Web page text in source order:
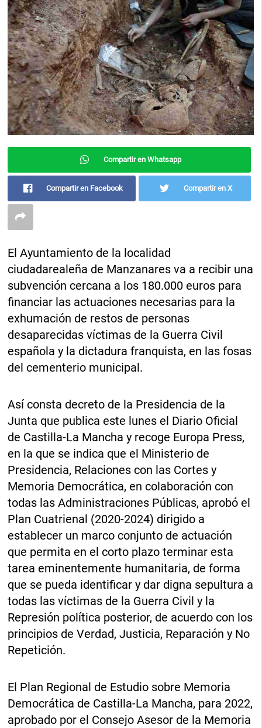
Compartir en Whatsapp
Compartir en Facebook Compartir en X
El Ayuntamiento de la localidad
ciudadarealeña de Manzanares va a recibir una
subvención cercana a los 180.000 euros para
financiar las actuaciones necesarias para la
exhumación de restos de personas
desaparecidas víctimas de la Guerra Civil
española y la dictadura franquista, en las fosas
del cementerio municipal.
Así consta decreto de la Presidencia de la
Junta que publica este lunes el Diario Oficial
de Castilla-La Mancha y recoge Europa Press,
en la que se indica que el Ministerio de
Presidencia, Relaciones con las Cortes y
Memoria Democrática, en colaboración con
todas las Administraciones Públicas, aprobó el
Plan Cuatrienal (2020-2024) dirigido a
establecer un marco conjunto de actuación
que permita en el corto plazo terminar esta
tarea eminentemente humanitaria, de forma
que se pueda identificar y dar digna sepultura a
todas las víctimas de la Guerra Civil y la
Represión política posterior, de acuerdo con los
principios de Verdad, Justicia, Reparación y No
Repetición.
El Plan Regional de Estudio sobre Memoria
Democrática de Castilla-La Mancha, para 2022,
aprobado por el Consejo Asesor de la Memoria